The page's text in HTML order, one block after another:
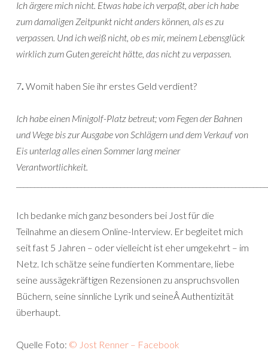
Ich ärgere mich nicht. Etwas habe ich verpaßt, aber ich habe
zum damaligen Zeitpunkt nicht anders können, als es zu
verpassen. Und ich weiß nicht, ob es mir, meinem Lebensglück
wirklich zum Guten gereicht hätte, das nicht zu verpassen.
7. Womit haben Sie ihr erstes Geld verdient?
Ich habe einen Minigolf-Platz betreut; vom Fegen der Bahnen
und Wege bis zur Ausgabe von Schlägern und dem Verkauf von
Eis unterlag alles einen Sommer lang meiner
Verantwortlichkeit.
Ich bedanke mich ganz besonders bei Jost für die
Teilnahme an diesem Online-Interview. Er begleitet mich
seit fast 5 Jahren – oder vielleicht ist eher umgekehrt – im
Netz. Ich schätze seine fundierten Kommentare, liebe
seine aussägekräftigen Rezensionen zu anspruchsvollen
Büchern, seine sinnliche Lyrik und seineÂ Authentizität
überhaupt.
Quelle Foto: © Jost Renner – Facebook